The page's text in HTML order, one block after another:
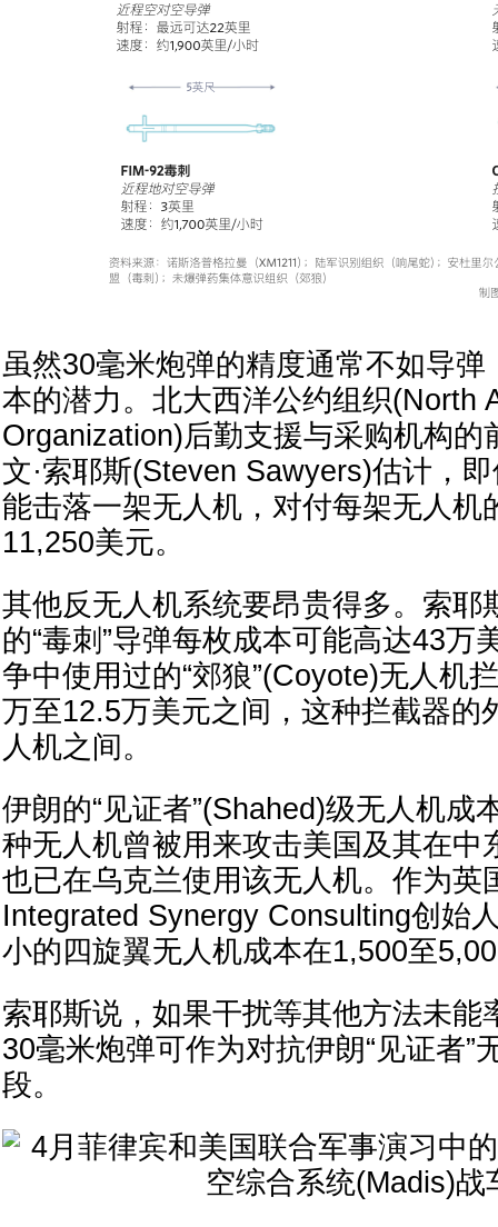
虽然30毫米炮弹的精度通常不如导弹
本的潜力。北大西洋公约组织(North
Organization)后勤支援与采购机构的
文·索耶斯(Steven Sawyers)估计，
能击落一架无人机，对付每架无人机
11,250美元。
其他反无人机系统要昂贵得多。索耶
的“毒刺”导弹每枚成本可能高达43万
争中使用过的“郊狼”(Coyote)无人机
万至12.5万美元之间，这种拦截器的
人机之间。
伊朗的“见证者”(Shahed)级无人机成
种无人机曾被用来攻击美国及其在中
也已在乌克兰使用该无人机。作为英
Integrated Synergy Consulting创始
小的四旋翼无人机成本在1,500至
索耶斯说，如果干扰等其他方法未能
30毫米炮弹可作为对抗伊朗“见证者”
段。